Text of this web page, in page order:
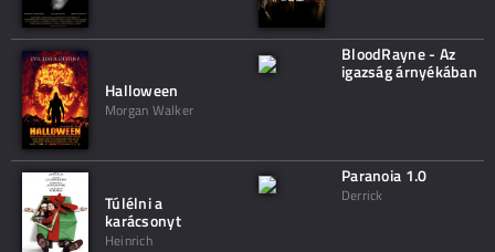
Halloween
Morgan Walker
BloodRayne - Az
igazság árnyékában
Túlélni a
karácsonyt
Heinrich
Paranoia 1.0
Derrick